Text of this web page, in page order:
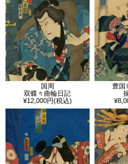
国周
双蝶々曲輪日記
¥12,000円(税込)
豊国